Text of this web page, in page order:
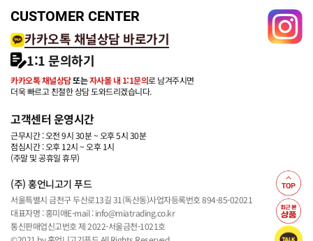
CUSTOMER CENTER
카카오톡 채널상담 바로가기
1:1 문의하기
카카오톡 채널상담또는자사몰 내 1:1문의로 남겨주시면
더욱 빠르고 친절한 상담 도와드리겠습니다.
고객센터 운영시간
근무시간 : 오전 9시 30분 ~ 오후 5시 30분
점심시간 : 오후 12시 ~ 오후 1시
(주말 및 공휴일 휴무)
(주) 홍언니고기 푸드
서울특별시 금천구 두산로13길 31(독산동)사업자등록번호 894-85-02021
대표자명 : 홍미애E-mail : info@miatrading.co.kr
통신판매업신고번호 제 2022-서울금천-1021호